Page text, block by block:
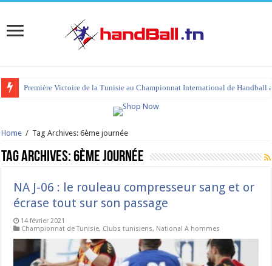
tournoi international Hammamet 2023 : programme et liste des joueurs
Home / Tag Archives: 6ème journée
Tag Archives:6ème journée
NA J-06 : le rouleau compresseur sang et or
écrase tout sur son passage
14 février 2021
Championnat de Tunisie, Clubs tunisiens, National A hommes